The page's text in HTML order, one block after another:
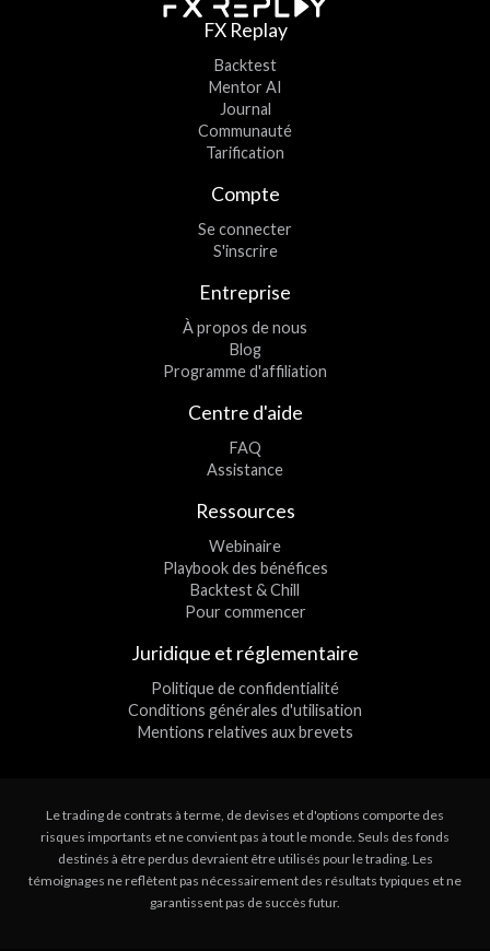
FX Replay
Backtest
Mentor AI
Journal
Communauté
Tarification
Compte
Se connecter
S'inscrire
Entreprise
À propos de nous
Blog
Programme d'affiliation
Centre d'aide
FAQ
Assistance
Ressources
Webinaire
Playbook des bénéfices
Backtest & Chill
Pour commencer
Juridique et réglementaire
Politique de confidentialité
Conditions générales d'utilisation
Mentions relatives aux brevets
Le trading de contrats à terme, de devises et d'options comporte des
risques importants et ne convient pas à tout le monde. Seuls des fonds
destinés à être perdus devraient être utilisés pour le trading. Les
témoignages ne reflètent pas nécessairement des résultats typiques et ne
garantissent pas de succès futur.